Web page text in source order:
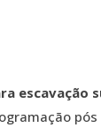
escavação
pós